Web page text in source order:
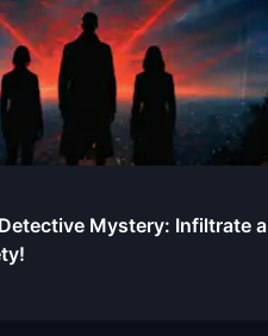
Mystery: Infiltrate a